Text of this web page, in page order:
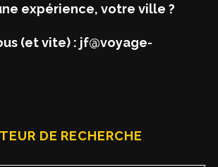
expérience, votre ville ?
(et vite) : jf@voyage-
DE RECHERCHE